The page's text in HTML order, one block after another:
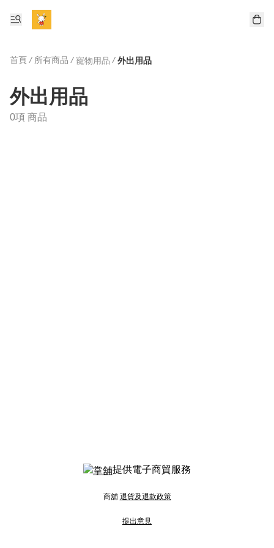
首頁 / 所有商品 / 寵物用品 / 外出用品
外出用品
0項 商品
提供電子商貿服務
商舖 退貨及退款政策
提出意見